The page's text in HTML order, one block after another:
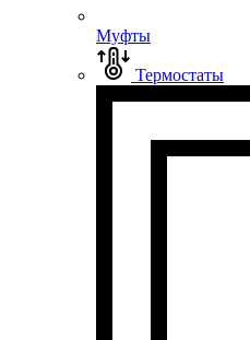
Муфты
Термостаты